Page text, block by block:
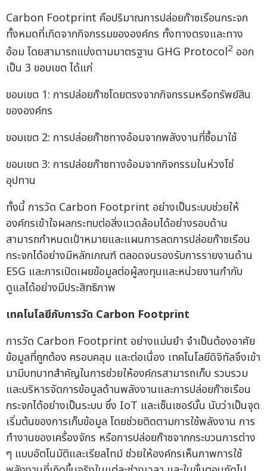
Carbon Footprint คือปริมาณการปล่อยก๊าซเรือนกระจก
ทั้งหมดที่เกิดจากกิจกรรมขององค์กร ทั้งทางตรงและทาง
อ้อม โดยสามารถแบ่งตามมาตรฐาน GHG Protocol2 ออก
เป็น 3 ขอบเขต ได้แก่
ขอบเขต 1: การปล่อยก๊าซโดยตรงจากกิจกรรมหรือทรัพย์สิน
ขององค์กร
ขอบเขต 2: การปล่อยก๊าซทางอ้อมจากพลังงานที่ซื้อมาใช้
ขอบเขต 3: การปล่อยก๊าซทางอ้อมจากกิจกรรมในห่วงโซ่
อุปทาน
ทั้งนี้ การวัด Carbon Footprint อย่างเป็นระบบช่วยให้
องค์กรเข้าใจผลกระทบต่อสิ่งแวดล้อมได้อย่างรอบด้าน
สามารถกำหนดเป้าหมายและแผนการลดการปล่อยก๊าซเรือน
กระจกได้อย่างมีหลักเกณฑ์ ตลอดจนรองรับการรายงานด้าน
ESG และการเปิดเผยข้อมูลต่อผู้ลงทุนและหน่วยงานกำกับ
ดูแลได้อย่างมีประสิทธิภาพ
เทคโนโลยีกับการวัด Carbon Footprint
การวัด Carbon Footprint อย่างแม่นยำ จำเป็นต้องอาศัย
ข้อมูลที่ถูกต้อง ครอบคลุม และต่อเนื่อง เทคโนโลยีดิจิทัลจึงเข้า
มามีบทบาทสำคัญในการช่วยให้องค์กรสามารถเก็บ รวบรวม
และบริหารจัดการข้อมูลด้านพลังงานและการปล่อยก๊าซเรือน
กระจกได้อย่างเป็นระบบ ซึ่ง IoT และเซ็นเซอร์นั้น นับว่าเป็นจุด
เริ่มต้นของการเก็บข้อมูล โดยช่วยติดตามการใช้พลังงาน การ
ทำงานของเครื่องจักร หรือการปล่อยก๊าซจากกระบวนการต่าง
ๆ แบบอัตโนมัติและเรียลไทม์ ช่วยให้องค์กรเห็นภาพการใช้